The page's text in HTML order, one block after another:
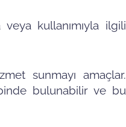
kullanımıyla ilgili
sunmayı amaçlar.
bulunabilir ve bu